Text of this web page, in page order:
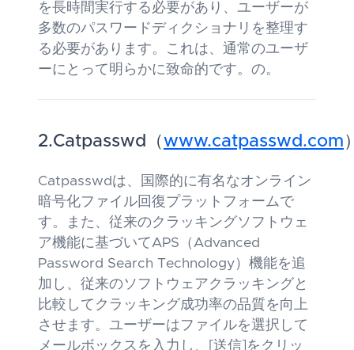
を長時間実行する必要があり、ユーザーが
多数のパスワードディクショナリを整理す
る必要があります。これは、通常のユーザ
ーにとって明らかに致命的です。の。
2.Catpasswd（www.catpasswd.com
Catpasswdは、国際的に有名なオンライン
暗号化ファイル回復プラットフォームで
す。また、従来のクラッキングソフトウェ
ア機能に基づいてAPS（Advanced
Password Search Technology）機能を追
加し、従来のソフトウェアクラッキングと
比較してクラッキング成功率の品質を向上
させます。ユーザーはファイルを選択して
メールボックスを入力し、[送信]をクリッ